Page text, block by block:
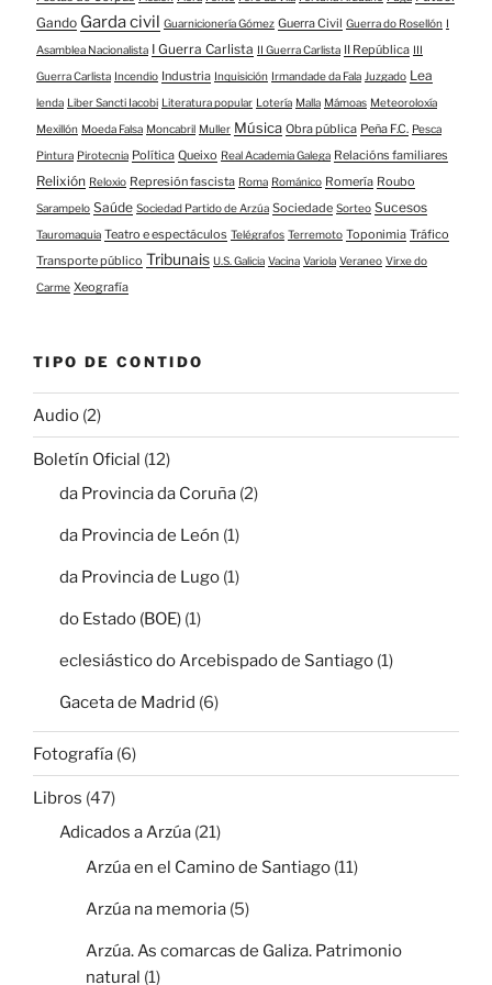
Gando Garda civil Guarnicionería Gómez Guerra Civil Guerra do Rosellón I
Asamblea Nacionalista I Guerra Carlista II Guerra Carlista II República III
Guerra Carlista Incendio Industria Inquisición Irmandade da Fala Juzgado Lea
lenda Liber Sancti Iacobi Literatura popular Lotería Malla Mámoas Meteoroloxía
Mexillón Moeda Falsa Moncabril Muller Música Obra pública Peña F.C. Pesca
Pintura Pirotecnia Política Queixo Real Academia Galega Relacións familiares
Relixión Reloxio Represión fascista Roma Románico Romería Roubo
Sarampelo Saúde Sociedad Partido de Arzúa Sociedade Sorteo Sucesos
Tauromaquia Teatro e espectáculos Telégrafos Terremoto Toponimia Tráfico
Transporte público Tribunais U.S. Galicia Vacina Variola Veraneo Virxe do
Carme Xeografía
TIPO DE CONTIDO
Audio (2)
Boletín Oficial (12)
da Provincia da Coruña (2)
da Provincia de León (1)
da Provincia de Lugo (1)
do Estado (BOE) (1)
eclesiástico do Arcebispado de Santiago (1)
Gaceta de Madrid (6)
Fotografía (6)
Libros (47)
Adicados a Arzúa (21)
Arzúa en el Camino de Santiago (11)
Arzúa na memoria (5)
Arzúa. As comarcas de Galiza. Patrimonio
natural (1)